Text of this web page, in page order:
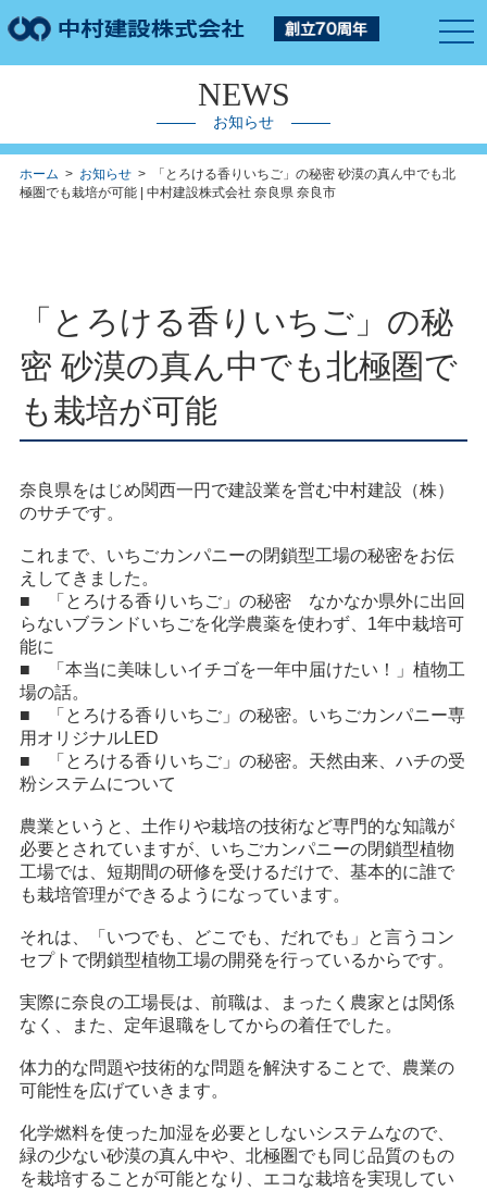
NEWS
お知らせ
ホーム > お知らせ> 「とろける香りいちご」の秘密 砂漠の真ん中でも北
極圏でも栽培が可能 | 中村建設株式会社 奈良県 奈良市
「とろける香りいちご」の秘
密 砂漠の真ん中でも北極圏で
も栽培が可能
奈良県をはじめ関西一円で建設業を営む中村建設（株）
のサチです。
これまで、いちごカンパニーの閉鎖型工場の秘密をお伝
えしてきました。
■
「とろける香りいちご」の秘密 なかなか県外に出回
らないブランドいちごを化学農薬を使わず、1年中栽培可
能に
■
「本当に美味しいイチゴを一年中届けたい！」植物工
場の話。
■
「とろける香りいちご」の秘密。いちごカンパニー専
用オリジナルLED
■
「とろける香りいちご」の秘密。天然由来、ハチの受
粉システムについて
農業というと、土作りや栽培の技術など専門的な知識が
必要とされていますが、いちごカンパニーの閉鎖型植物
工場では、短期間の研修を受けるだけで、基本的に誰で
も栽培管理ができるようになっています。
それは、「いつでも、どこでも、だれでも」と言うコン
セプトで閉鎖型植物工場の開発を行っているからです。
実際に奈良の工場長は、前職は、まったく農家とは関係
なく、また、定年退職をしてからの着任でした。
体力的な問題や技術的な問題を解決することで、農業の
可能性を広げていきます。
化学燃料を使った加湿を必要としないシステムなので、
緑の少ない砂漠の真ん中や、北極圏でも同じ品質のもの
を栽培することが可能となり、エコな栽培を実現してい